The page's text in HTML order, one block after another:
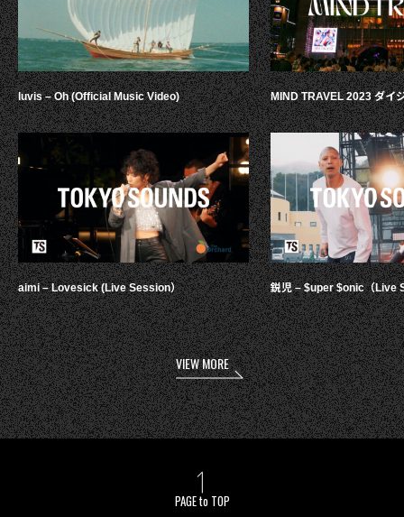
luvis – Oh (Official Music Video)
aimi – Lovesick (Live Session）
MIND TRAVEL 2023 ダイ
鋭児 – $uper $onic（Live
VIEW MORE
PAGE to TOP